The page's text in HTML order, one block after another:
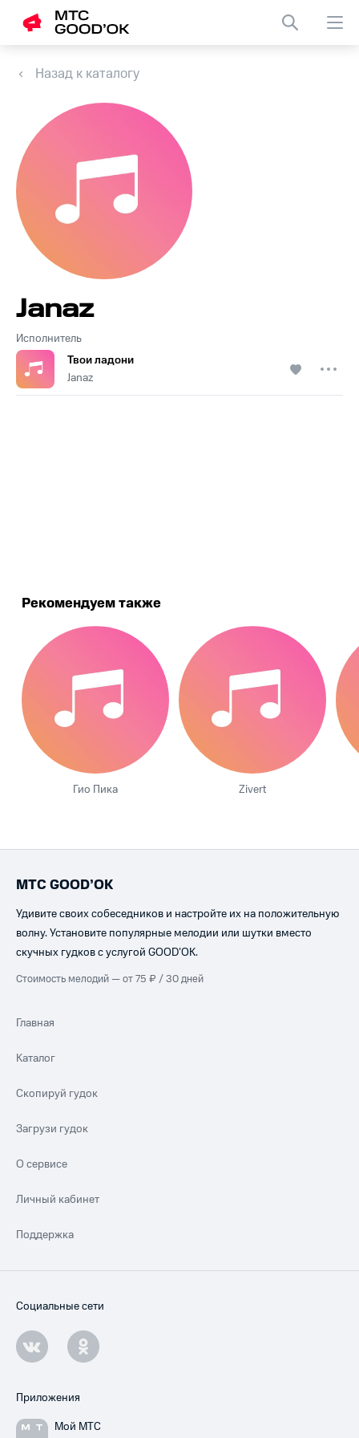
Назад к каталогу
Исполнитель
Janaz
Твои ладони
Janaz
Рекомендуем также
Гио Пика Zivert
МТС GOOD’OK
Удивите своих собеседников и настройте их на положительную
волну. Установите популярные мелодии или шутки вместо
скучных гудков с услугой GOOD’OK.
Стоимость мелодий — от 75 ₽ / 30 дней
Главная
Каталог
Скопируй гудок
Загрузи гудок
О сервисе
Личный кабинет
Поддержка
Социальные сети
Приложения
Мой МТС